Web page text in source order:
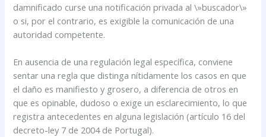
damnificado curse una notificación privada al \»buscador\»
o si, por el contrario, es exigible la comunicación de una
autoridad competente.
En ausencia de una regulación legal específica, conviene
sentar una regla que distinga nítidamente los casos en que
el daño es manifiesto y grosero, a diferencia de otros en
que es opinable, dudoso o exige un esclarecimiento, lo que
registra antecedentes en alguna legislación (artículo 16 del
decreto-ley 7 de 2004 de Portugal).